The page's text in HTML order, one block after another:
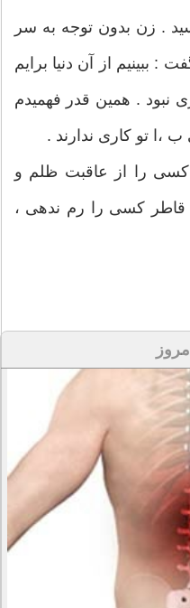
. زن بدون توجه به سر
ببینیم از آن دنیا برایم
نبود . همین قدر فهمیدم
،ا تو کاری ندارند .
کسی را از عاقبت ظلم و
قاطر کسی را رم ندهی ،